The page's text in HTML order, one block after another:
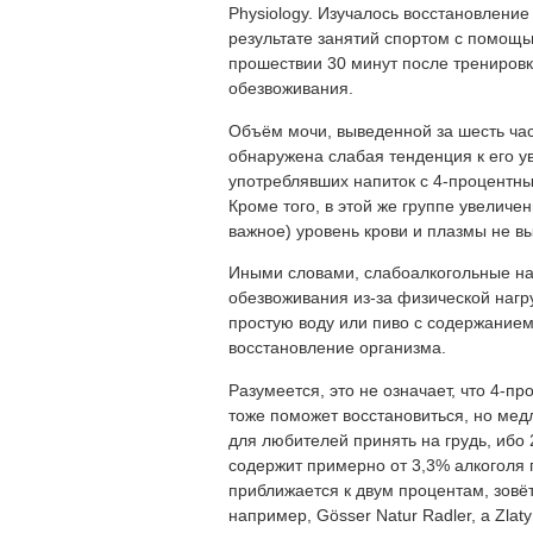
Physiology. Изучалось
результате занятий спортом с
прошествии 30 минут после
обезвоживания.
Объём мочи, выведенной за шесть
обнаружена слабая тенденция к его
употреблявших напиток с 4-
Кроме того, в этой же группе
важное) уровень крови и плазмы не
Иными словами, слабоалкогольные
обезвоживания из-за физической
простую воду или пиво с
восстановление организма.
Разумеется, это не означает, что 4-
тоже поможет восстановиться, но
для любителей принять на грудь, ибо
содержит примерно от 3,3%
приближается к двум процентам,
например, Gösser Natur Radler, а